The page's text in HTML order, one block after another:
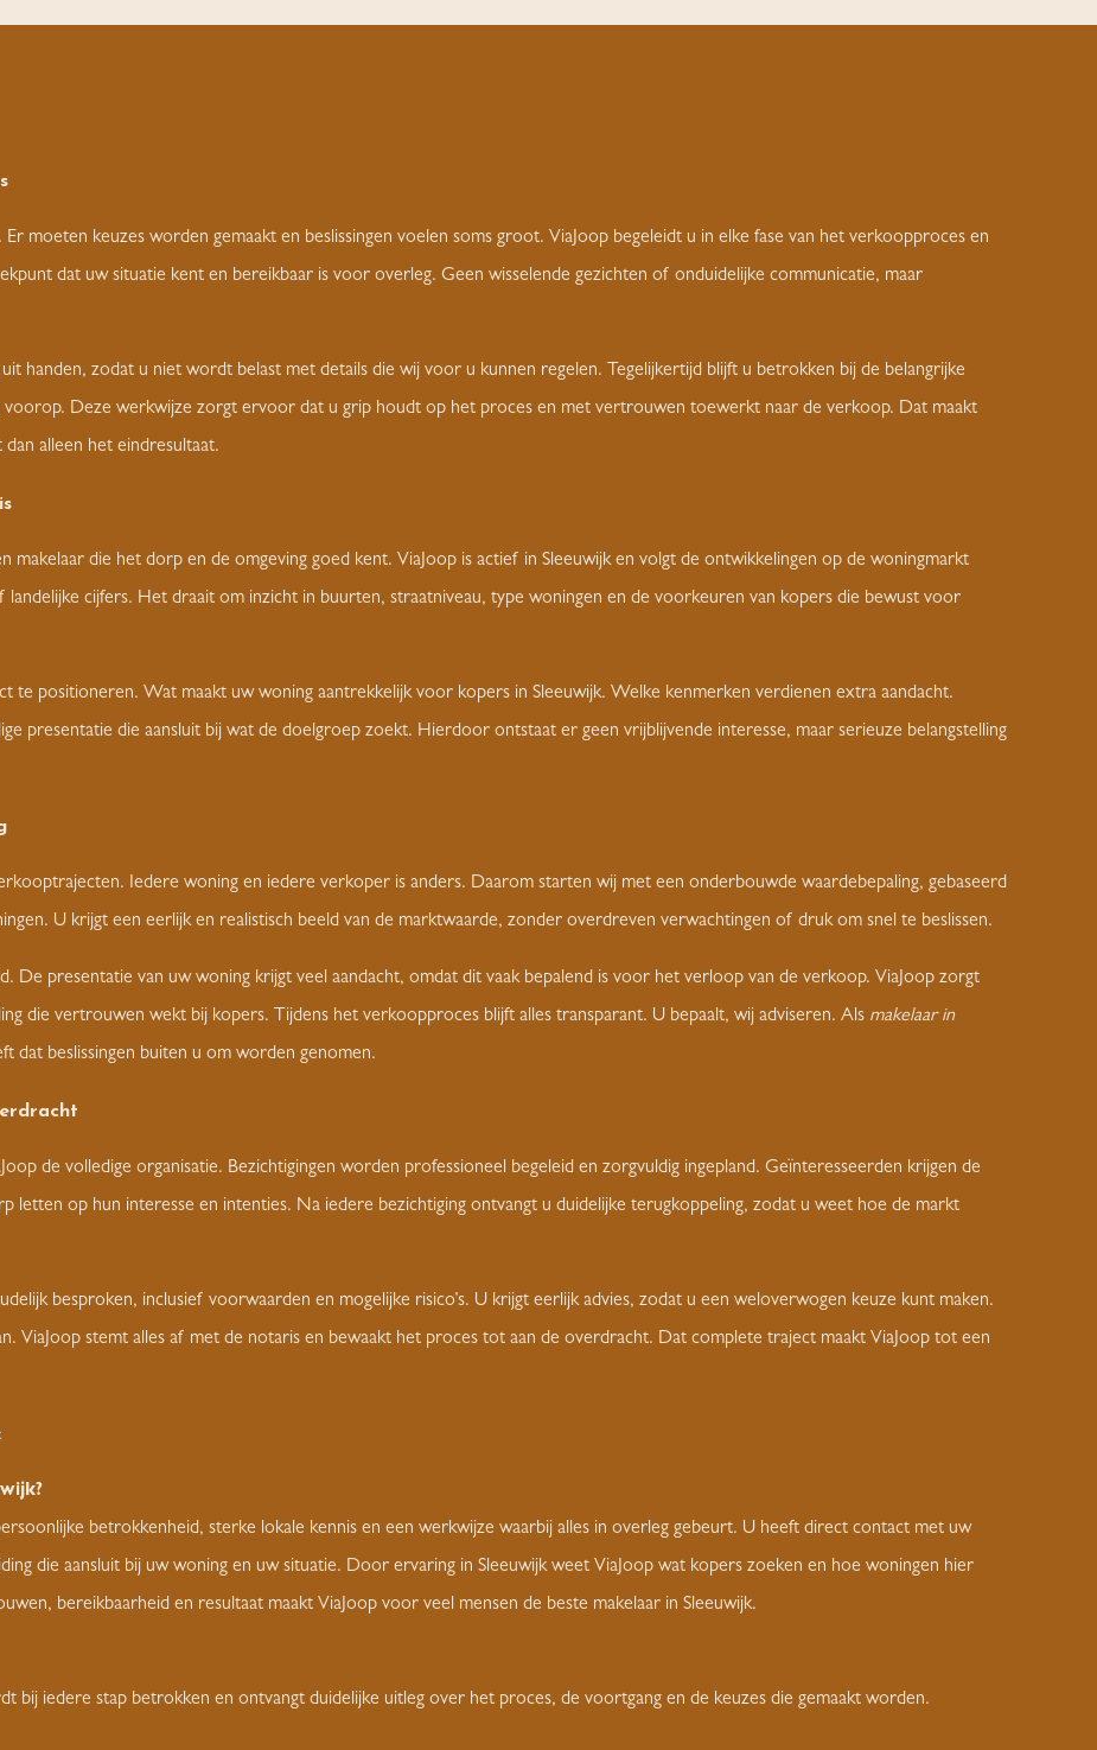
moeten keuzes worden gemaakt en beslissingen voelen soms groot. ViaJoop begeleidt u in elke fase van het verkoopproces en
dat uw situatie kent en bereikbaar is voor overleg. Geen wisselende gezichten of onduidelijke communicatie, maar
handen, zodat u niet wordt belast met details die wij voor u kunnen regelen. Tegelijkertijd blijft u betrokken bij de belangrijke
voorop. Deze werkwijze zorgt ervoor dat u grip houdt op het proces en met vertrouwen toewerkt naar de verkoop. Dat maakt
alleen het eindresultaat.
makelaar die het dorp en de omgeving goed kent. ViaJoop is actief in Sleeuwijk en volgt de ontwikkelingen op de woningmarkt
landelijke cijfers. Het draait om inzicht in buurten, straatniveau, type woningen en de voorkeuren van kopers die bewust voor
te positioneren. Wat maakt uw woning aantrekkelijk voor kopers in Sleeuwijk. Welke kenmerken verdienen extra aandacht.
presentatie die aansluit bij wat de doelgroep zoekt. Hierdoor ontstaat er geen vrijblijvende interesse, maar serieuze belangstelling
Iedere woning en iedere verkoper is anders. Daarom starten wij met een onderbouwde waardebepaling, gebaseerd
U krijgt een eerlijk en realistisch beeld van de marktwaarde, zonder overdreven verwachtingen of druk om snel te beslissen.
De presentatie van uw woning krijgt veel aandacht, omdat dit vaak bepalend is voor het verloop van de verkoop. ViaJoop zorgt
die vertrouwen wekt bij kopers. Tijdens het verkoopproces blijft alles transparant. U bepaalt, wij adviseren. Als makelaar in
beslissingen buiten u om worden genomen.
de volledige organisatie. Bezichtigingen worden professioneel begeleid en zorgvuldig ingepland. Geïnteresseerden krijgen de
letten op hun interesse en intenties. Na iedere bezichtiging ontvangt u duidelijke terugkoppeling, zodat u weet hoe de markt
besproken, inclusief voorwaarden en mogelijke risico’s. U krijgt eerlijk advies, zodat u een weloverwogen keuze kunt maken.
ViaJoop stemt alles af met de notaris en bewaakt het proces tot aan de overdracht. Dat complete traject maakt ViaJoop tot een
betrokkenheid, sterke lokale kennis en een werkwijze waarbij alles in overleg gebeurt. U heeft direct contact met uw
die aansluit bij uw woning en uw situatie. Door ervaring in Sleeuwijk weet ViaJoop wat kopers zoeken en hoe woningen hier
bereikbaarheid en resultaat maakt ViaJoop voor veel mensen de beste makelaar in Sleeuwijk.
bij iedere stap betrokken en ontvangt duidelijke uitleg over het proces, de voortgang en de keuzes die gemaakt worden.